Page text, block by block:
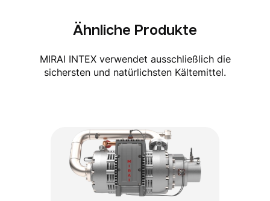
Ähnliche Produkte
MIRAI INTEX verwendet ausschließlich die
sichersten und natürlichsten Kältemittel.